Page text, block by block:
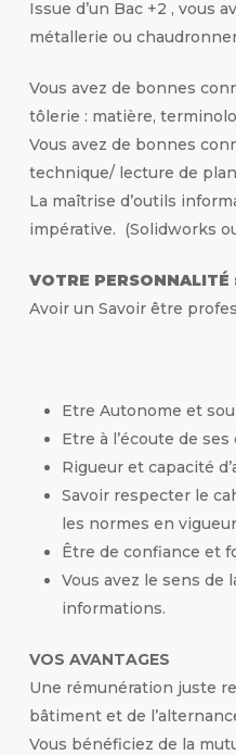
Issue d’un Bac +2 , vous
métallerie ou
Vous avez de bonnes
tôlerie : matière,
Vous avez de bonnes
technique/ lecture de
La maîtrise d’outils
impérative. (Solidworks
VOTRE PERSONNALITÉ
Avoir un Savoir être
Etre Autonome et
Etre à l’écoute de
Rigueur et capacité
Savoir respecter le
les normes en
Être de confiance et
Vous avez le sens de
informations.
VOS AVANTAGES
Une rémunération juste
bâtiment et de
Vous bénéficiez de la